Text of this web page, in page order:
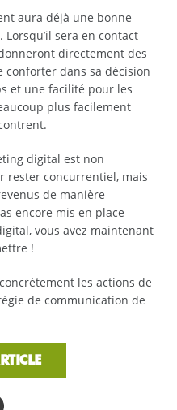
aura déjà une bonne
sera en contact
directement des
conforter dans sa décision
et une facilité pour les
plus facilement
digital est non
rester concurrentiel, mais
de manière
encore mis en place
vous avez maintenant
!
les actions de
de communication de